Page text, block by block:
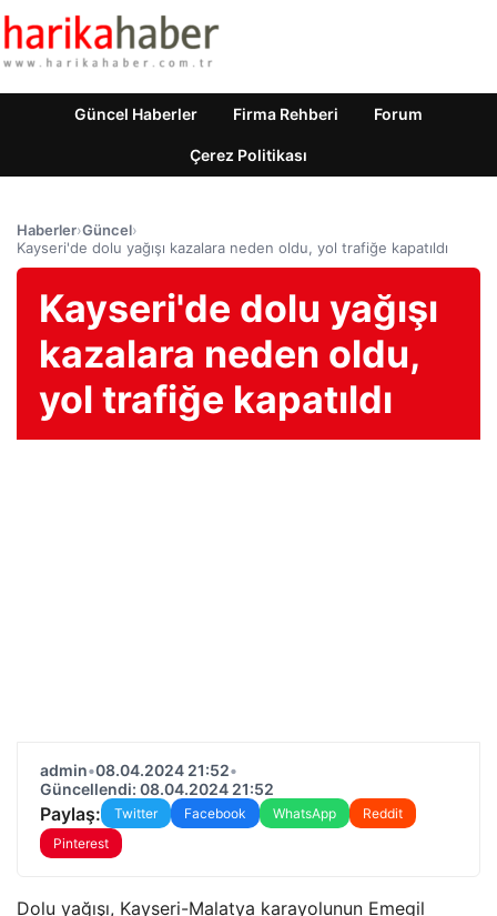
Güncel Haberler Firma Rehberi Forum
Çerez Politikası
Haberler›Güncel›
Kayseri'de dolu yağışı kazalara neden oldu, yol trafiğe kapatıldı
Kayseri'de dolu yağışı
kazalara neden oldu,
yol trafiğe kapatıldı
admin•08.04.2024 21:52•
Güncellendi: 08.04.2024 21:52
Paylaş: Twitter Facebook WhatsApp
Reddit
Pinterest
Dolu yağışı, Kayseri-Malatya karayolunun Emegil